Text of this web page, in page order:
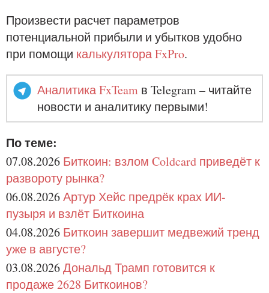
Произвести расчет параметров
потенциальной прибыли и убытков удобно
при помощи калькулятора FxPro.
Аналитика FxTeam в Telegram – читайте
новости и аналитику первыми!
По теме:
07.08.2026 Биткоин: взлом Coldcard приведёт к
развороту рынка?
06.08.2026Артур Хейс предрёк крах ИИ-
пузыря и взлёт Биткоина
04.08.2026 Биткоин завершит медвежий тренд
уже в августе?
03.08.2026Дональд Трамп готовится к
продаже 2628 Биткоинов?